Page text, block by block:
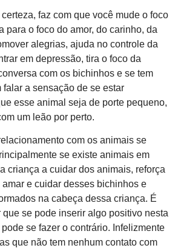
faz com que você mude o foco
para o foco do amor, do carinho, da
alegrias, ajuda no controle da
em depressão, tira o foco da
com os bichinhos e se tem
a sensação de se estar
esse animal seja de porte pequeno,
um leão por perto.
com os animais se
se existe animais em
criança a cuidar dos animais, reforça
e cuidar desses bichinhos e
na cabeça dessa criança. É
que se pode inserir algo positivo nesta
se fazer o contrário. Infelizmente
que não tem nenhum contato com